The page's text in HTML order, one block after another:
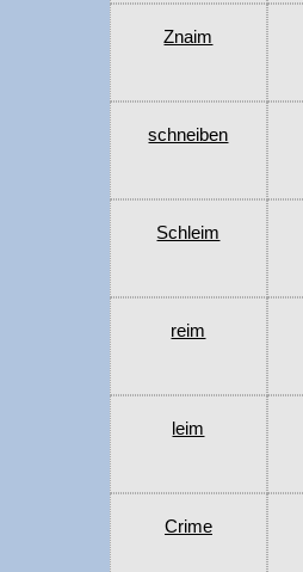
Znaim
schneiben
Schleim
reim
leim
Crime